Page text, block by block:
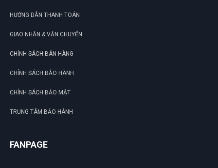
HƯỚNG DẪN THANH TOÁN
GIAO NHẬN & VẬN CHUYỂN
CHÍNH SÁCH BÁN HÀNG
CHÍNH SÁCH BẢO HÀNH
CHÍNH SÁCH BẢO MẬT
TRUNG TÂM BẢO HÀNH
FANPAGE